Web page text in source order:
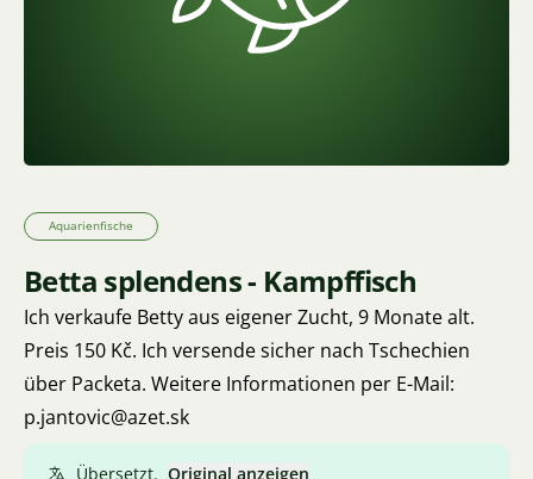
Aquarienfische
Betta splendens - Kampffisch
Ich verkaufe Betty aus eigener Zucht, 9 Monate alt.
Preis 150 Kč. Ich versende sicher nach Tschechien
über Packeta. Weitere Informationen per E-Mail:
p.jantovic@azet.sk
Übersetzt. Original anzeigen